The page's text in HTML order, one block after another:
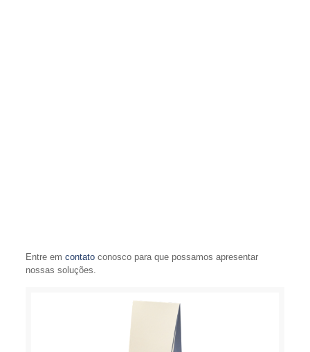
Entre em contatoconosco para que possamos apresentar
nossas soluções.